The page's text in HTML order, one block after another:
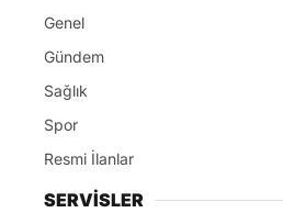
Genel
Gündem
Sağlık
Spor
Resmi İlanlar
SERVİSLER